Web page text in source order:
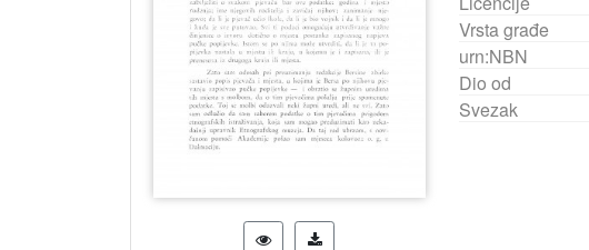
Vrsta građe
urn:NBN
Dio od
Svezak